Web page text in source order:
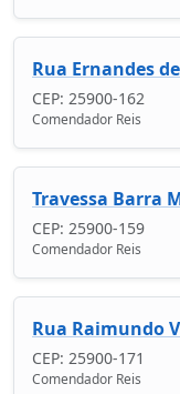
Rua Ernandes
CEP: 25900-162
Comendador Reis
Travessa Barra
CEP: 25900-159
Comendador Reis
Rua Raimundo
CEP: 25900-171
Comendador Reis